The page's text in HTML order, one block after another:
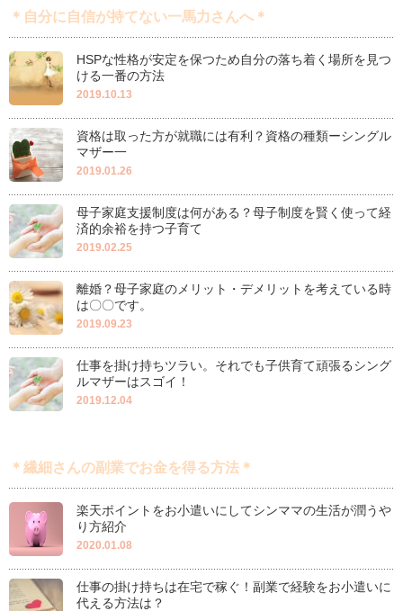
＊自分に自信が持てない一馬力さんへ＊
HSPな性格が安定を保つため自分の落ち着く場所を見つ
ける一番の方法
2019.10.13
資格は取った方が就職には有利？資格の種類ーシングル
マザー一
2019.01.26
母子家庭支援制度は何がある？母子制度を賢く使って経
済的余裕を持つ子育て
2019.02.25
離婚？母子家庭のメリット・デメリットを考えている時
は〇〇です。
2019.09.23
仕事を掛け持ちツラい。それでも子供育て頑張るシング
ルマザーはスゴイ！
2019.12.04
＊繊細さんの副業でお金を得る方法＊
楽天ポイントをお小遣いにしてシンママの生活が潤うや
り方紹介
2020.01.08
仕事の掛け持ちは在宅で稼ぐ！副業で経験をお小遣いに
代える方法は？